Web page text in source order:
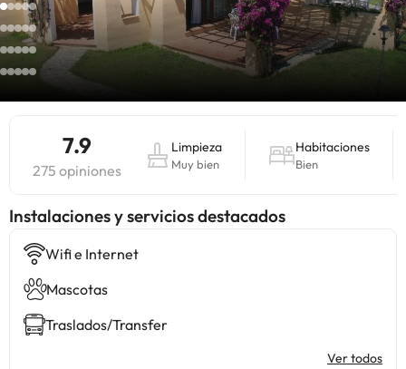
7.9
275 opiniones
Limpieza
Muy bien
Habitaciones
Bien
Instalaciones y servicios destacados
Wifi e Internet
Mascotas
Traslados/Transfer
Ver todos